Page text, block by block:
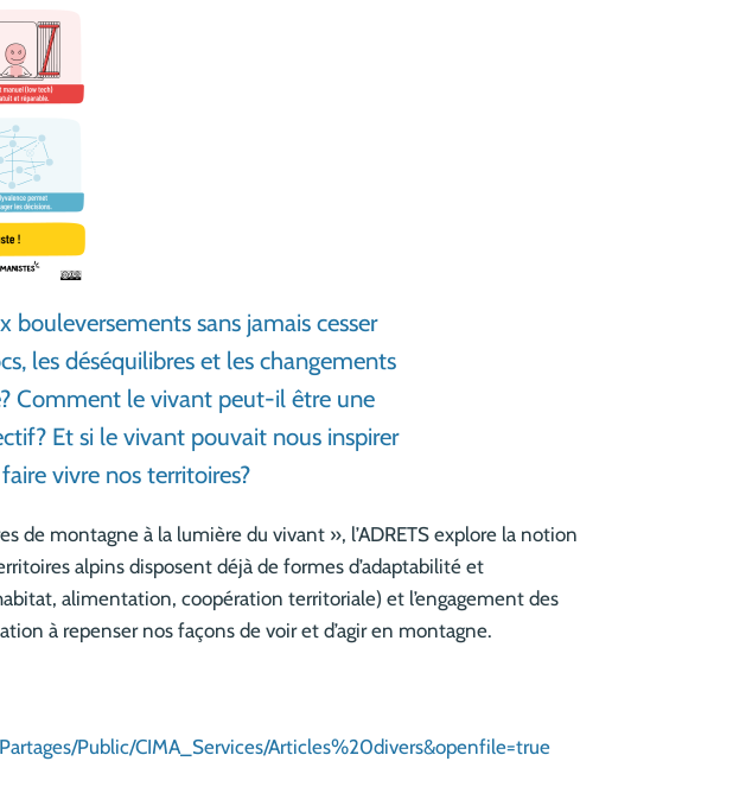
bouleversements sans jamais cesser
les déséquilibres et les changements
Comment le vivant peut-il être une
Et si le vivant pouvait nous inspirer
vivre nos territoires?
de montagne à la lumière du vivant », l’ADRETS explore la notion
alpins disposent déjà de formes d’adaptabilité et
alimentation, coopération territoriale) et l’engagement des
à repenser nos façons de voir et d’agir en montagne.
Public/CIMA_Services/Articles%20divers&openfile=true